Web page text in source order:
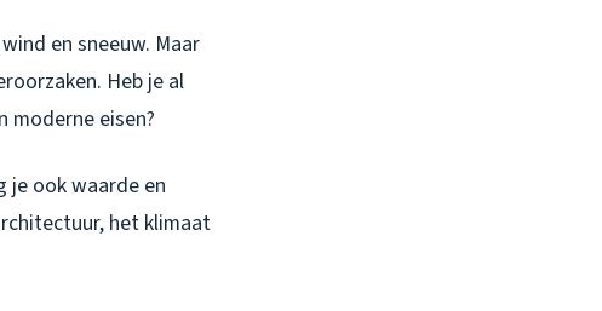
en sneeuw. Maar
Heb je al
eisen?
je ook waarde en
het klimaat